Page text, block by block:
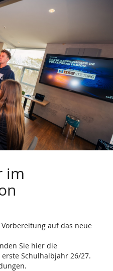
im
auf das neue
Sie hier die
Schulhalbjahr 26/27.